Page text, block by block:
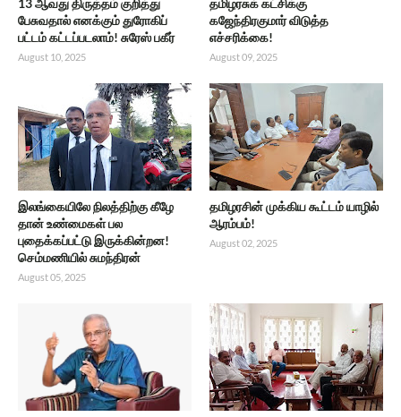
பேசுவதால் எனக்கும் துரோகிப்
பட்டம் கட்டப்படலாம்! சுரேஸ் பகீர்
August 10, 2025
கஜேந்திரகுமார் விடுத்த
எச்சரிக்கை!
August 09, 2025
இலங்கையிலே நிலத்திற்கு கீழே
தான் உண்மைகள் பல
புதைக்கப்பட்டு இருக்கின்றன!
செம்மணியில் சுமந்திரன்
August 05, 2025
தமிழரசின் முக்கிய கூட்டம் யாழில்
ஆரம்பம்!
August 02, 2025